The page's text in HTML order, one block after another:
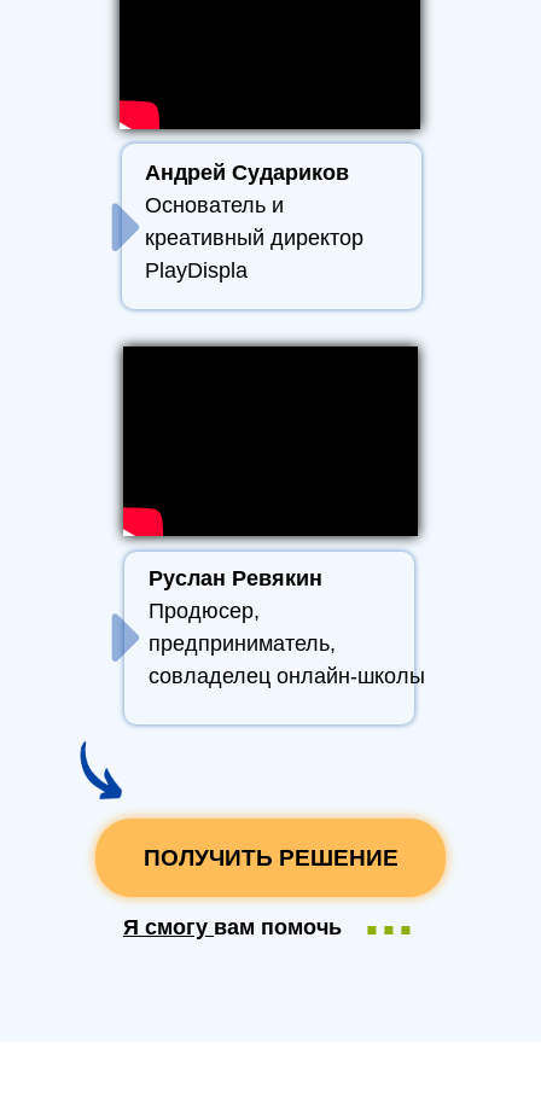
Руслан Ревякин
Продюсер,
предприниматель,
совладелец онлайн-школы
Андрей Судариков
Основатель и
креативный директор
PlayDispla
ПОЛУЧИТЬ РЕШЕНИЕ
Я смогу вам помочь ...